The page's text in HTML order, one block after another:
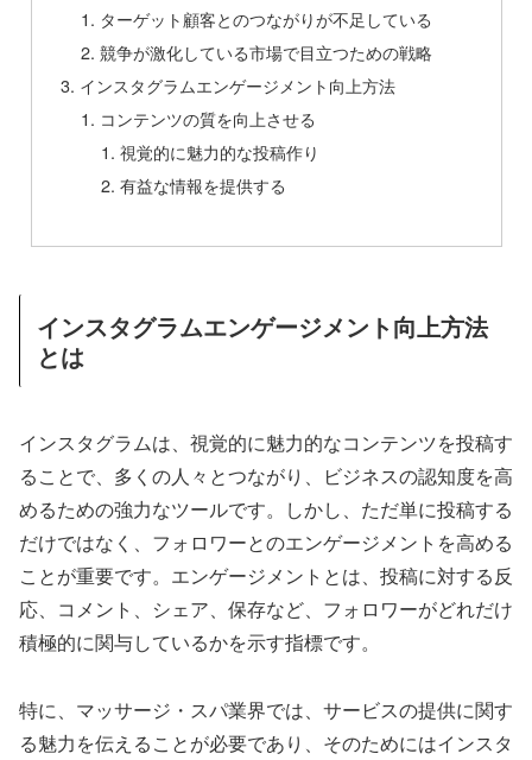
ターゲット顧客とのつながりが不足している
競争が激化している市場で目立つための戦略
インスタグラムエンゲージメント向上方法
コンテンツの質を向上させる
視覚的に魅力的な投稿作り
有益な情報を提供する
インスタグラムエンゲージメント向上方法
とは
インスタグラムは、視覚的に魅力的なコンテンツを投稿す
ることで、多くの人々とつながり、ビジネスの認知度を高
めるための強力なツールです。しかし、ただ単に投稿する
だけではなく、フォロワーとのエンゲージメントを高める
ことが重要です。エンゲージメントとは、投稿に対する反
応、コメント、シェア、保存など、フォロワーがどれだけ
積極的に関与しているかを示す指標です。
特に、マッサージ・スパ業界では、サービスの提供に関す
る魅力を伝えることが必要であり、そのためにはインスタ